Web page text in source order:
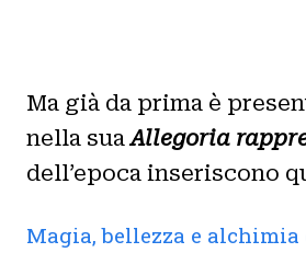
Ma già da prima è
nella suaAllegoria
dell’epoca inseriscono
Magia, bellezza e